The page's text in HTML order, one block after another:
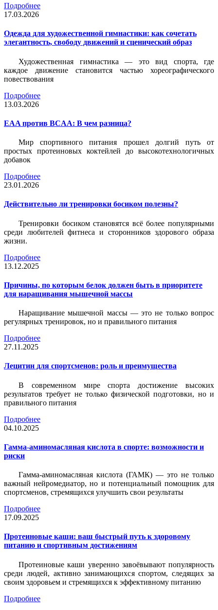
Подробнее
17.03.2026
Одежда для художественной гимнастики: как сочетать
элегантность, свободу движений и сценический образ
Художественная гимнастика — это вид спорта, где
каждое движение становится частью хореографического
повествования
Подробнее
13.03.2026
EAA против BCAA: В чем разница?
Мир спортивного питания прошел долгий путь от
простых протеиновых коктейлей до высокотехнологичных
добавок
Подробнее
23.01.2026
Действительно ли тренировки босиком полезны?
Тренировки босиком становятся всё более популярными
среди любителей фитнеса и сторонников здорового образа
жизни.
Подробнее
13.12.2025
Причины, по которым белок должен быть в приоритете
для наращивания мышечной массы
Наращивание мышечной массы — это не только вопрос
регулярных тренировок, но и правильного питания
Подробнее
27.11.2025
Лецитин для спортсменов: роль и преимущества
В современном мире спорта достижение высоких
результатов требует не только физической подготовки, но и
правильного питания
Подробнее
04.10.2025
Гамма-аминомасляная кислота в спорте: возможности и
риски
Гамма-аминомасляная кислота (ГАМК) — это не только
важный нейромедиатор, но и потенциальный помощник для
спортсменов, стремящихся улучшить свои результаты
Подробнее
17.09.2025
Протеиновые каши: ваш быстрый путь к здоровому
питанию и спортивным достижениям
Протеиновые каши уверенно завоёвывают популярность
среди людей, активно занимающихся спортом, следящих за
своим здоровьем и стремящихся к эффективному питанию
Подробнее